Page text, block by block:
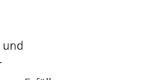
und